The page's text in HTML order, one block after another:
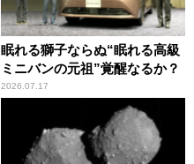
眠れる獅子ならぬ“眠れる高級
ミニバンの元祖”覚醒なるか？
2026.07.17